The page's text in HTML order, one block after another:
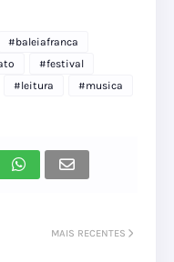
#baleiafranca
#festival
#leitura
#musica
MAIS RECENTES